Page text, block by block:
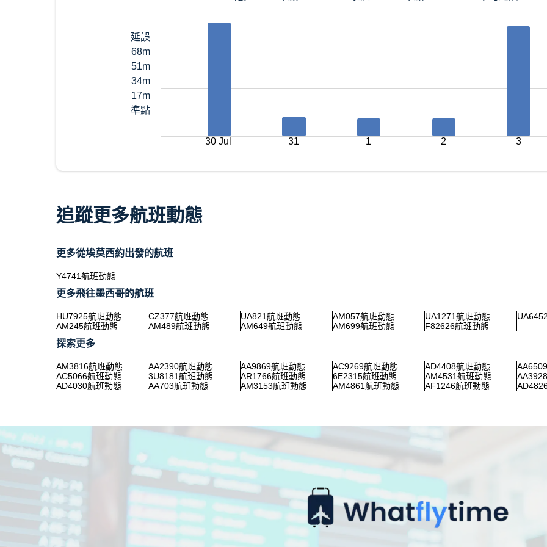
延誤
68m
51m
34m
17m
準點
30 Jul 31 1 2 3
追蹤更多航班動態
更多從埃莫西約出發的航班
Y4741航班動態
更多飛往墨西哥的航班
HU7925航班動態 CZ377航班動態 UA821航班動態 AM057航班動態 UA1271航班動態
AM245航班動態
AM489航班動態 AM649航班動態 AM699航班動態 F82626航班動態
探索更多
AM3816航班動態 AA2390航班動態 AA9869航班動態 AC9269航班動態 AD4408航班動態
AC5066航班動態
3U8181航班動態 AR1766航班動態 6E2315航班動態 AM4531航班動態
AD4030航班動態
AA703航班動態 AM3153航班動態 AM4861航班動態 AF1246航班動態